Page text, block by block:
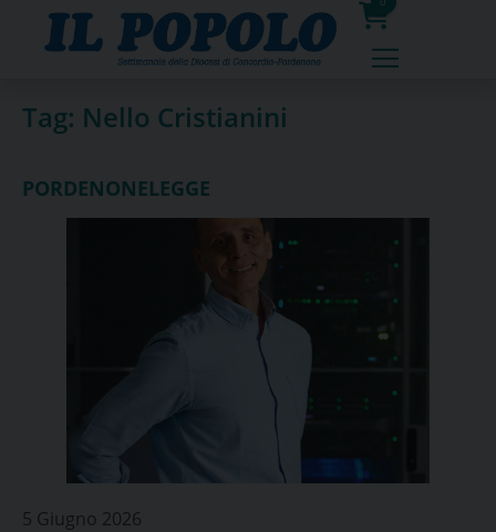
0
prodotti
Tag: Nello Cristianini
PORDENONELEGGE
5 Giugno 2026